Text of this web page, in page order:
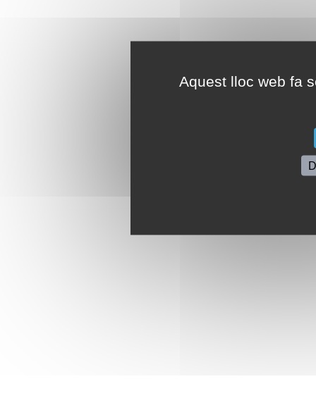
Aquest lloc web fa